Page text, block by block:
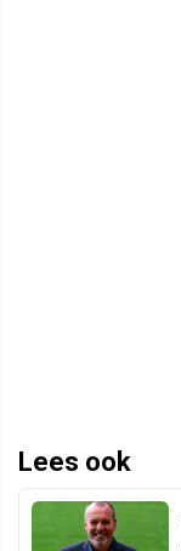
Lees ook